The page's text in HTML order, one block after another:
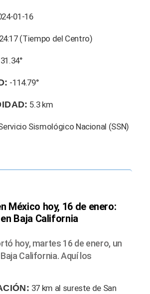
01-16
(Tiempo del Centro)
31.34°
-114.79°
5.3 km
Sismológico Nacional (SSN)
México hoy, 16 de enero:
Baja California
hoy, martes 16 de enero, un
California. Aquí los
37 km al sureste de San